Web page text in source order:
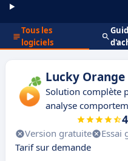
Tous les
logiciels
Lucky Orange
Solution complète
analyse
Version gratuite Essai
Tarif sur demande